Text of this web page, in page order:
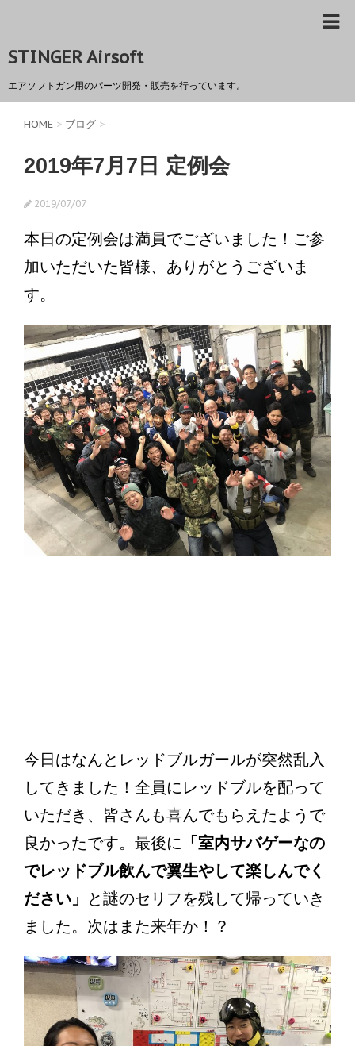
STINGER Airsoft
エアソフトガン用のパーツ開発・販売を行っています。
HOME > ブログ >
2019年7月7日 定例会
2019/07/07
本日の定例会は満員でございました！ご参
加いただいた皆様、ありがとうございま
す。
今日はなんとレッドブルガールが突然乱入
してきました！全員にレッドブルを配って
いただき、皆さんも喜んでもらえたようで
良かったです。最後に 「室内サバゲーなの
でレッドブル飲んで翼生やして楽しんでく
ださい」 と謎のセリフを残して帰っていき
ました。次はまた来年か！？